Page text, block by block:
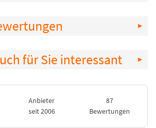
für Sie interessant
Anbieter
seit 2006
87
Bewertungen